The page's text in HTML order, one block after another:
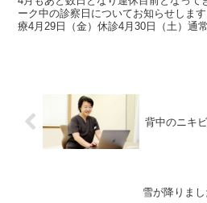
ーク中の診察日についてお知らせしま
療4月29日（金）休診4月30日（土）通
背中のニキ
雪が降りまし